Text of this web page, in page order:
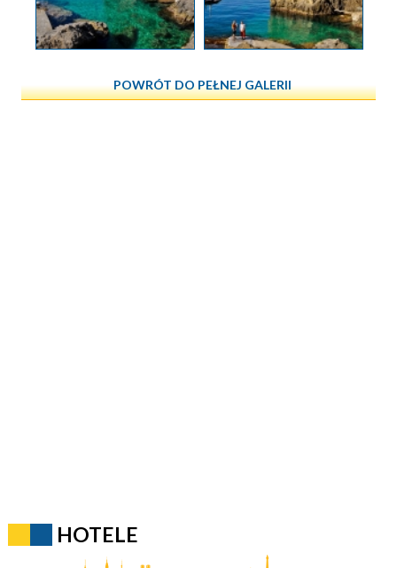
POWRÓT DO PEŁNEJ GALERII
HOTELE